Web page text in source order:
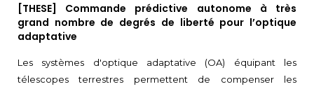
[THESE] Commande prédictive autonome à très
grand nombre de degrés de liberté pour l’optique
adaptative
Les systèmes d'optique adaptative (OA) équipant les
télescopes terrestres permettent de compenser les